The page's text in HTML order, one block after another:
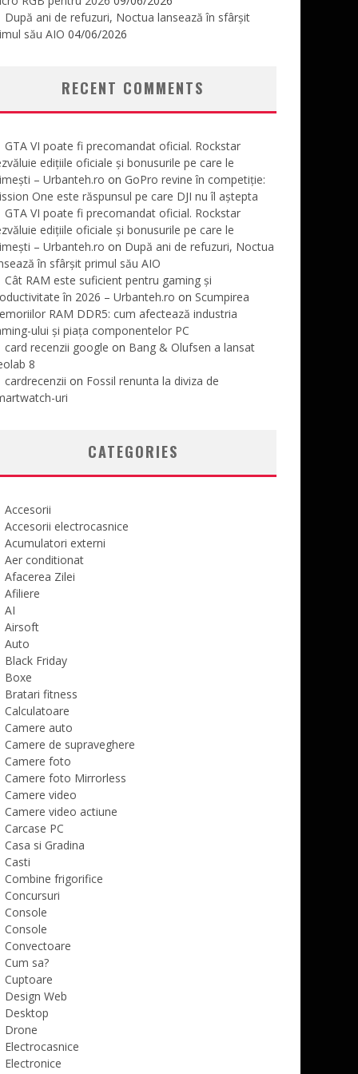
După ani de refuzuri, Noctua lansează în sfârșit
său AIO 04/06/2026
RECENT COMMENTS
GTA VI poate fi precomandat oficial. Rockstar
edițiile oficiale și bonusurile pe care le
– Urbanteh.ro on GoPro revine în competiție:
One este răspunsul pe care DJI nu îl aștepta
GTA VI poate fi precomandat oficial. Rockstar
edițiile oficiale și bonusurile pe care le
– Urbanteh.ro on După ani de refuzuri, Noctua
în sfârșit primul său AIO
Cât RAM este suficient pentru gaming și
în 2026 – Urbanteh.ro on Scumpirea
RAM DDR5: cum afectează industria
ului și piața componentelor PC
card recenzii google on Bang & Olufsen a lansat
8
cardrecenzii on Fossil renunta la diviza de
uri
CATEGORIES
Accesorii
Accesorii electrocasnice
Acumulatori externi
Aer conditionat
Afacerea Zilei
Afiliere
AI
Airsoft
Auto
Black Friday
Boxe
Bratari fitness
Calculatoare
Camere auto
Camere de supraveghere
Camere foto
Camere foto Mirrorless
Camere video
Camere video actiune
Carcase PC
Casa si Gradina
Casti
Combine frigorifice
Concursuri
Console
Console
Convectoare
Cum sa?
Cuptoare
Design Web
Desktop
Drone
Electrocasnice
Electronice